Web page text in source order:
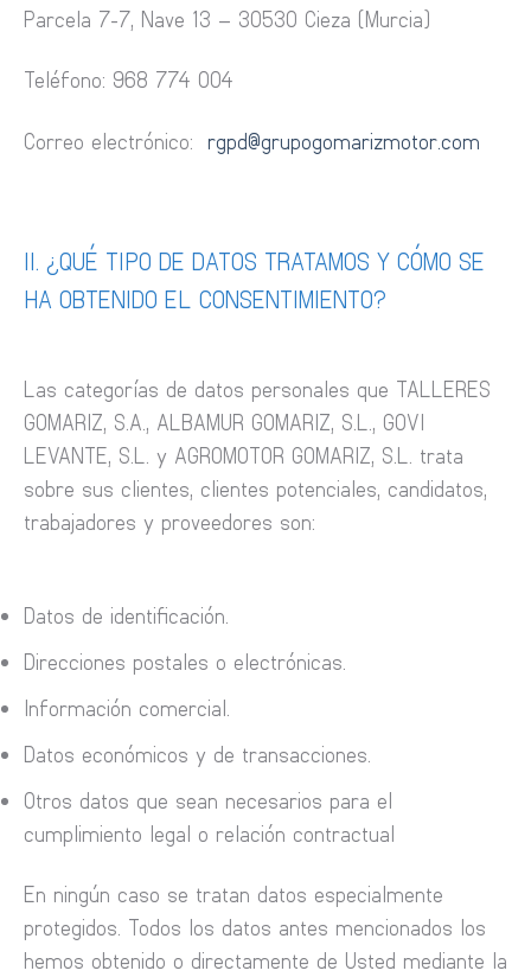
Parcela 7-7, Nave 13 – 30530 Cieza (Murcia)
Teléfono: 968 774 004
Correo electrónico: rgpd@grupogomarizmotor.com
II. ¿QUÉ TIPO DE DATOS TRATAMOS Y CÓMO SE
HA OBTENIDO EL CONSENTIMIENTO?
Las categorías de datos personales que TALLERES
GOMARIZ, S.A., ALBAMUR GOMARIZ, S.L., GOVI
LEVANTE, S.L. y AGROMOTOR GOMARIZ, S.L. trata
sobre sus clientes, clientes potenciales, candidatos,
trabajadores y proveedores son:
Datos de identificación.
Direcciones postales o electrónicas.
Información comercial.
Datos económicos y de transacciones.
Otros datos que sean necesarios para el
cumplimiento legal o relación contractual
En ningún caso se tratan datos especialmente
protegidos. Todos los datos antes mencionados los
hemos obtenido o directamente de Usted mediante la